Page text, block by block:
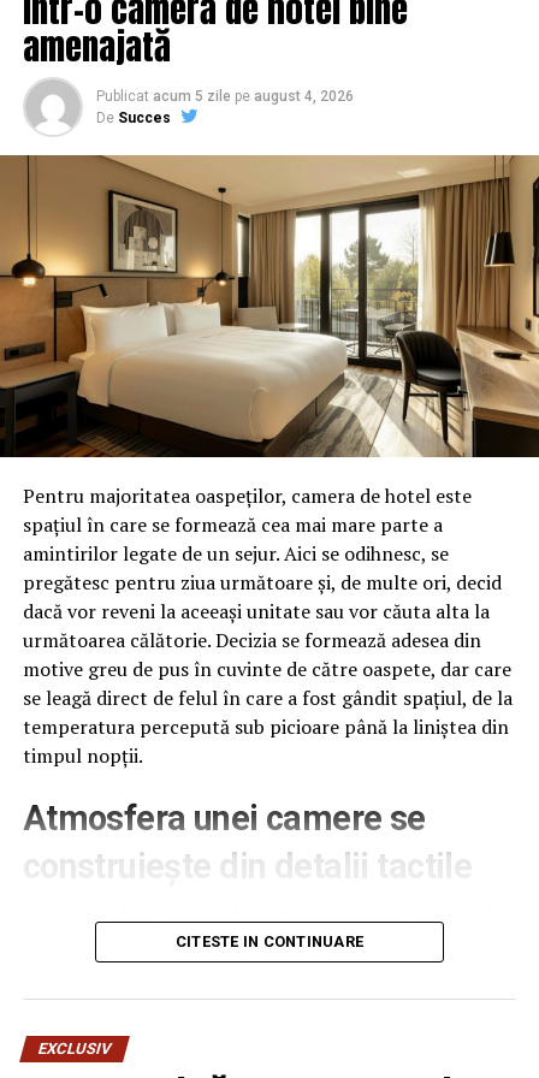
URMATORUL
Lovitură de teatru! Darius Vâlcov îi ia locul Liei Olguța
Vasilescu?! Anunțul care a luat prin surprindere pe toată
lumea | Capitala24
NU RATATI
Lovitură de teatru! Darius Vâlcov îi ia locul Liei Olguța
Vasilescu?! Anunțul care a luat prin surprindere pe toată
lumea / Comisarul de Prahova
amenajată
Publicat acum 5 zile pe august 4, 2026
De Succes
Pentru majoritatea oaspeților, camera de hotel este
spațiul în care se formează cea mai mare parte a
amintirilor legate de un sejur. Aici se odihnesc, se
pregătesc pentru ziua următoare și, de multe ori, decid
dacă vor reveni la aceeași unitate sau vor căuta alta la
următoarea călătorie. Decizia se formează adesea din
motive greu de pus în cuvinte de către oaspete, dar care
se leagă direct de felul în care a fost gândit spațiul, de la
temperatura percepută sub picioare până la liniștea din
timpul nopții.
Atmosfera unei camere se
construiește din detalii tactile
Contactul direct cu pardoseala este una dintre primele
senzații fizice pe care le are un oaspete atunci când
pe drum, seara târziu. Textura și moliciunea potrivite,
oferite democheta hotel
care este percepută o cameră, chiar dacă restul
CITESTE IN CONTINUARE
EXCLUSIV